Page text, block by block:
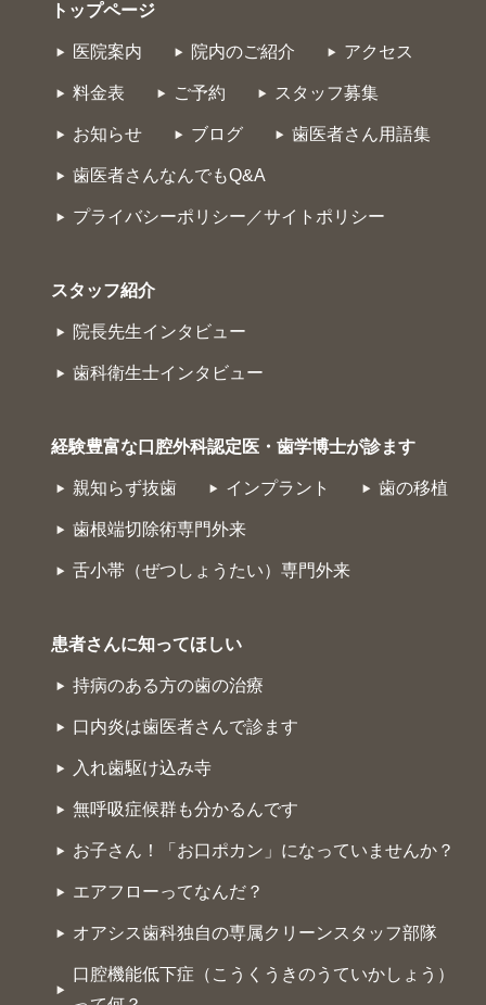
トップページ
医院案内 院内のご紹介 アクセス
料金表 ご予約 スタッフ募集
お知らせ ブログ 歯医者さん用語集
歯医者さんなんでもQ&A
プライバシーポリシー／サイトポリシー
スタッフ紹介
院長先生インタビュー
歯科衛生士インタビュー
経験豊富な口腔外科認定医・歯学博士が診ます
親知らず抜歯 インプラント 歯の移植
歯根端切除術専門外来
舌小帯（ぜつしょうたい）専門外来
患者さんに知ってほしい
持病のある方の歯の治療
口内炎は歯医者さんで診ます
入れ歯駆け込み寺
無呼吸症候群も分かるんです
お子さん！「お口ポカン」になっていませんか？
エアフローってなんだ？
オアシス歯科独自の専属クリーンスタッフ部隊
口腔機能低下症（こうくうきのうていかしょう）